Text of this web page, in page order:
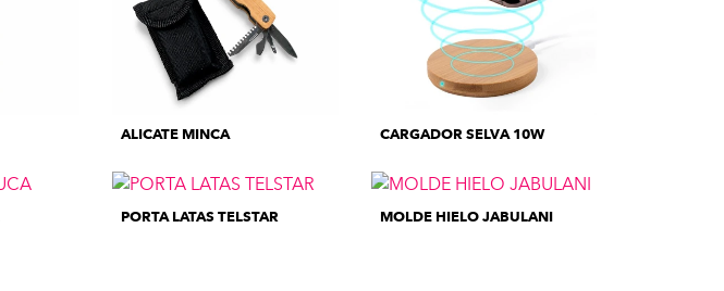
ALICATE MINCA CARGADOR SELVA 10W
PORTA LATAS TELSTAR MOLDE HIELO JABULANI